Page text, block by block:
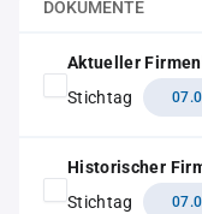
DOKUMENTE
Aktueller
Stichtag
Historischer
Stichtag